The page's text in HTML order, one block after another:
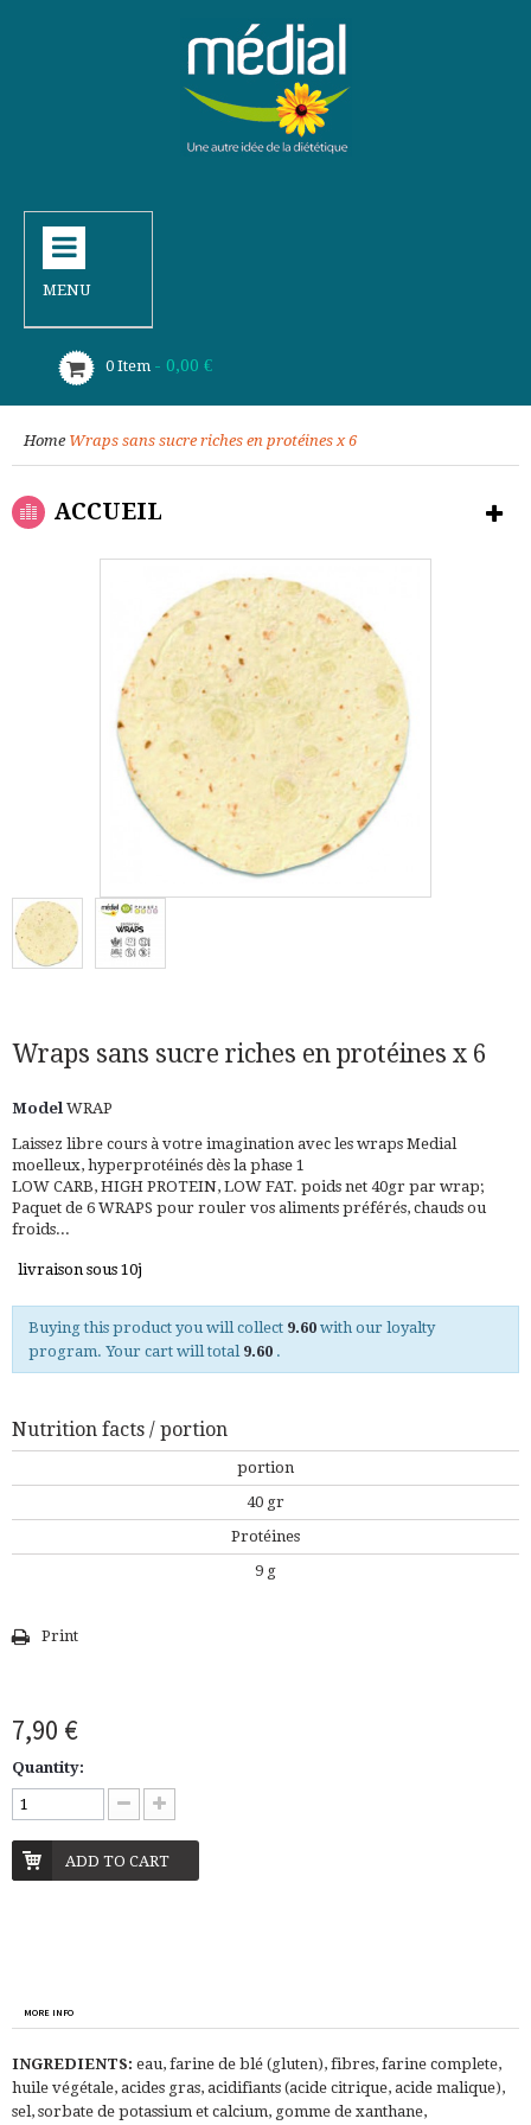
MENU
0Item - 0,00 €
Home Wraps sans sucre riches en protéines x 6
ACCUEIL
Wraps sans sucre riches en protéines x 6
Model WRAP
Laissez libre cours à votre imagination avec les wraps Medial
moelleux, hyperprotéinés dès la phase 1
LOW CARB, HIGH PROTEIN, LOW FAT. poids net 40gr par wrap;
Paquet de 6 WRAPS pour rouler vos aliments préférés, chauds ou
froids...
livraison sous 10j
Buying this product you will collect 9.60 with our loyalty
program. Your cart will total 9.60 .
Nutrition facts / portion
portion
40 gr
Protéines
9 g
Print
7,90 €
Quantity:
ADD TO CART
MORE INFO
INGREDIENTS: eau, farine de blé (gluten), fibres, farine complete,
huile végétale, acides gras, acidifiants (acide citrique, acide malique),
sel, sorbate de potassium et calcium, gomme de xanthane,